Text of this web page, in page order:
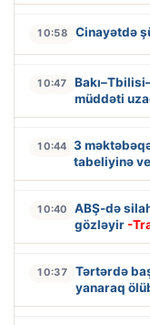
10:58 Cinayətdə
10:47
müddəti
10:44 3
tabeliyinə
10:40
ABŞ-də
gözləyir -
10:37
Tərtərdə
yanaraq